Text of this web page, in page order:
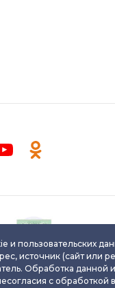
пользовательских
источник (сайт или
Обработка
с обработкой